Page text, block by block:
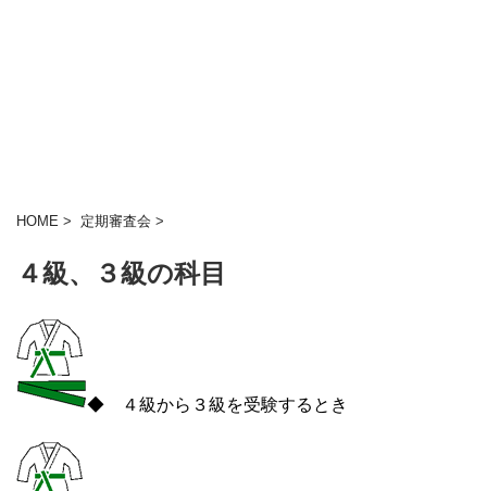
HOME > 定期審査会 >
４級、３級の科目
◆ ４級から３級を受験するとき